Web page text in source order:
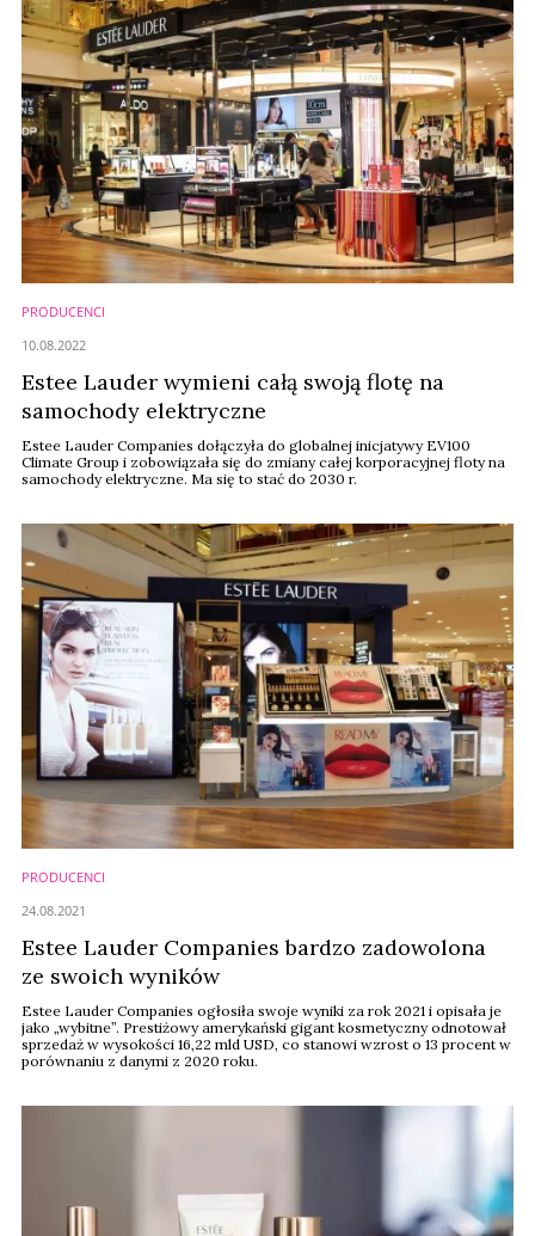
PRODUCENCI
Estee Lauder wymieni całą swoją flotę na
samochody elektryczne
Estee Lauder Companies dołączyła do globalnej inicjatywy EV100
Climate Group i zobowiązała się do zmiany całej korporacyjnej floty na
samochody elektryczne. Ma się to stać do 2030 r.
10.08.2022
PRODUCENCI
Estee Lauder Companies bardzo zadowolona
ze swoich wyników
Estee Lauder Companies ogłosiła swoje wyniki za rok 2021 i opisała je
jako „wybitne”. Prestiżowy amerykański gigant kosmetyczny odnotował
sprzedaż w wysokości 16,22 mld USD, co stanowi wzrost o 13 procent w
porównaniu z danymi z 2020 roku.
24.08.2021